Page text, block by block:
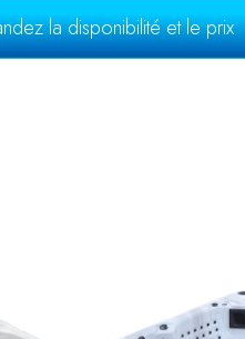
la disponibilité et le prix